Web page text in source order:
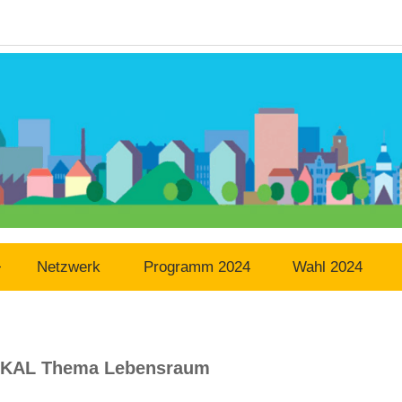
Netzwerk Programm 2024 Wahl 2024
KAL Thema Lebensraum